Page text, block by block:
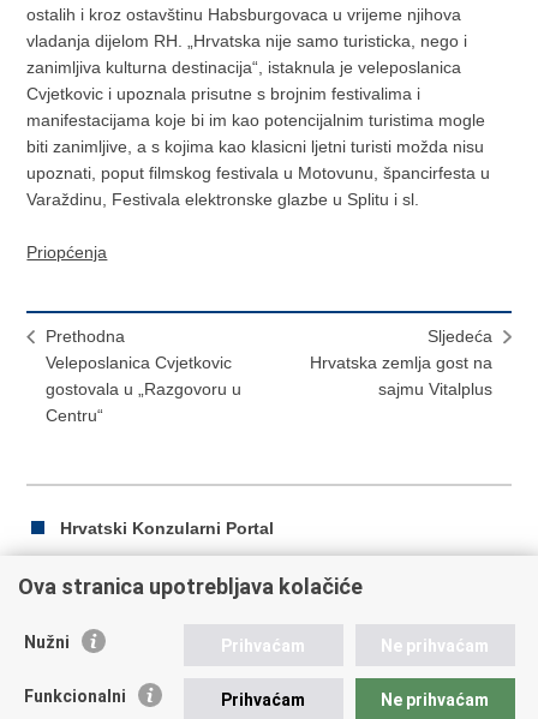
ostalih i kroz ostavštinu Habsburgovaca u vrijeme njihova
vladanja dijelom RH. „Hrvatska nije samo turisticka, nego i
zanimljiva kulturna destinacija“, istaknula je veleposlanica
Cvjetkovic i upoznala prisutne s brojnim festivalima i
manifestacijama koje bi im kao potencijalnim turistima mogle
biti zanimljive, a s kojima kao klasicni ljetni turisti možda nisu
upoznati, poput filmskog festivala u Motovunu, špancirfesta u
Varaždinu, Festivala elektronske glazbe u Splitu i sl.
Priopćenja
Prethodna
Veleposlanica Cvjetkovic
gostovala u „Razgovoru u
Centru“
Sljedeća
Hrvatska zemlja gost na
sajmu Vitalplus
Hrvatski Konzularni Portal
Ispiši
Podijeli
Facebooku
Twitteru
Republika Hrvatska
Ova stranica upotrebljava kolačiće
Nužni Prihvaćam Ne prihvaćam
Funkcionalni Prihvaćam Ne prihvaćam